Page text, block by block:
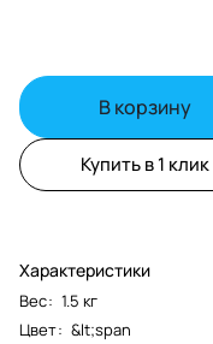
В корзину
Купить в 1 клик
Характеристики
Вес: 1.5 кг
Цвет: &lt;span